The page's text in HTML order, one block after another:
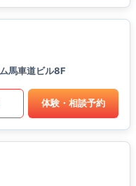
馬車道ビル8F
体験・相談予約